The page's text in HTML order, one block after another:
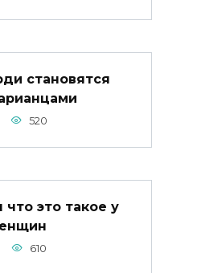
становятся
520
что это такое у
610